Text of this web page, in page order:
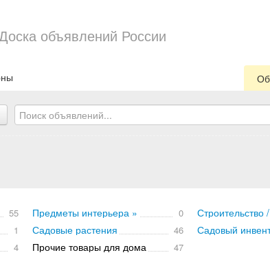
объявлений России
55 Предметы интерьера » 0 Строительство
1 Садовые растения 46 Садовый
4 Прочие товары для дома 47